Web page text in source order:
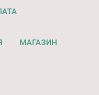
МАГАЗИН